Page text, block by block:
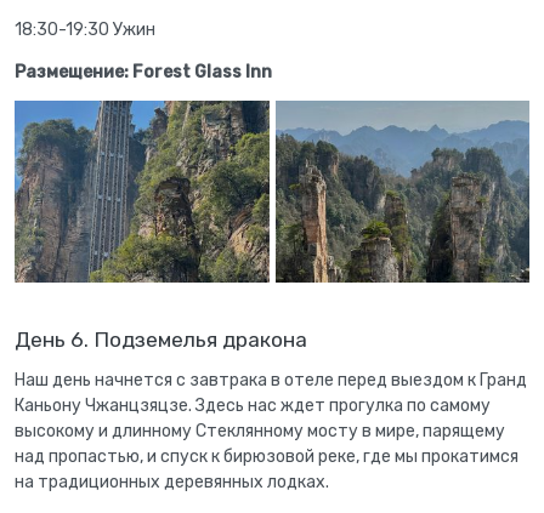
18:30-19:30 Ужин
Размещение: Forest Glass Inn
День 6. Подземелья дракона
Наш день начнется с завтрака в отеле перед выездом к Гранд
Каньону Чжанцзяцзе. Здесь нас ждет прогулка по самому
высокому и длинному Стеклянному мосту в мире, парящему
над пропастью, и спуск к бирюзовой реке, где мы прокатимся
на традиционных деревянных лодках.